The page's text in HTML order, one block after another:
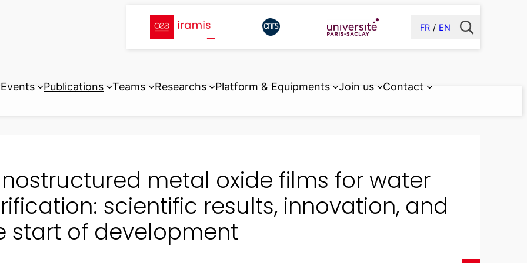
FR EN
Publications Teams Researchs Platform & Equipments Join us Contact
metal oxide films for water
scientific results, innovation, and
start of development